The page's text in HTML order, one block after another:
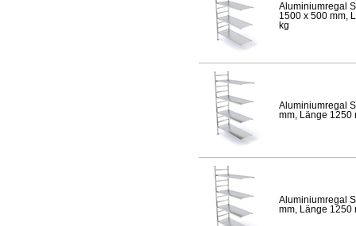
Aluminiumregal
1500 x 500 mm,
kg
Aluminiumregal
mm, Länge 1250
Aluminiumregal
mm, Länge 1250